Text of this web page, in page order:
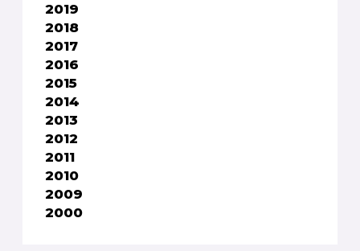
2019
2018
2017
2016
2015
2014
2013
2012
2011
2010
2009
2000